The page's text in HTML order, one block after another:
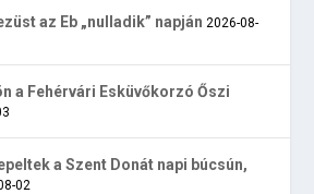
az Eb „nulladik” napján 2026-08-
a Fehérvári Esküvőkorzó Őszi
a Szent Donát napi búcsún,
02